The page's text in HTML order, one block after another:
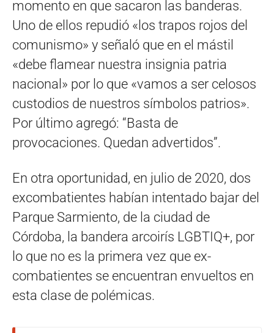
momento en que sacaron las banderas.
Uno de ellos repudió «los trapos rojos del
comunismo» y señaló que en el mástil
«debe flamear nuestra insignia patria
nacional» por lo que «vamos a ser celosos
custodios de nuestros símbolos patrios».
Por último agregó: “Basta de
provocaciones. Quedan advertidos”.
En otra oportunidad, en julio de 2020, dos
excombatientes habían intentado bajar del
Parque Sarmiento, de la ciudad de
Córdoba, la bandera arcoirís LGBTIQ+, por
lo que no es la primera vez que ex-
combatientes se encuentran envueltos en
esta clase de polémicas.